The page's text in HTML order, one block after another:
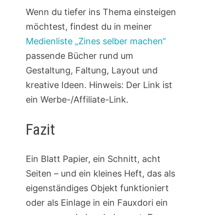
Wenn du tiefer ins Thema einsteigen
möchtest, findest du in meiner
Medienliste „Zines selber machen“
passende Bücher rund um
Gestaltung, Faltung, Layout und
kreative Ideen. Hinweis: Der Link ist
ein Werbe-/Affiliate-Link.
Fazit
Ein Blatt Papier, ein Schnitt, acht
Seiten – und ein kleines Heft, das als
eigenständiges Objekt funktioniert
oder als Einlage in ein Fauxdori ein